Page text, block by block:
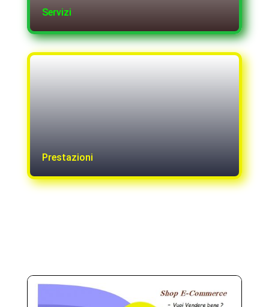
Servizi
Prestazioni